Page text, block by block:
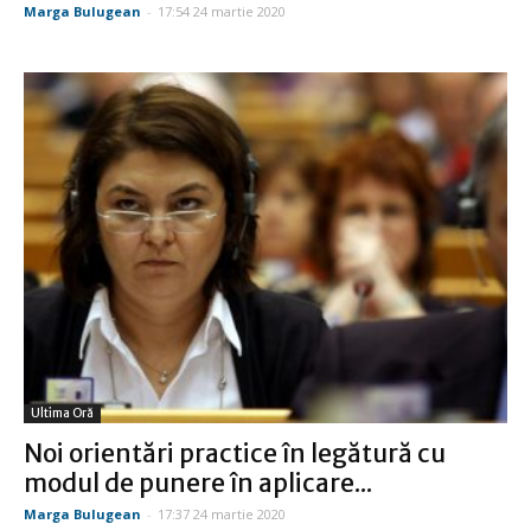
Marga Bulugean - 17:54 24 martie 2020
Ultima Oră
Noi orientări practice în legătură cu
modul de punere în aplicare...
Marga Bulugean - 17:37 24 martie 2020